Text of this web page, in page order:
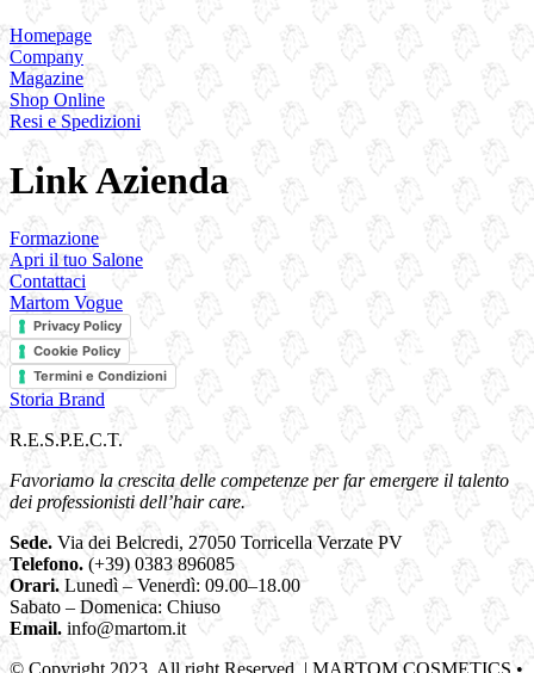
Homepage
Company
Magazine
Shop Online
Resi e Spedizioni
Link Azienda
Formazione
Apri il tuo Salone
Contattaci
Martom Vogue
Privacy Policy
Cookie Policy
Termini e Condizioni
Storia Brand
R.E.S.P.E.C.T.
Favoriamo la crescita delle competenze per far emergere il talento
dei professionisti dell’hair care.
Sede. Via dei Belcredi, 27050 Torricella Verzate PV
Telefono. (+39) 0383 896085
Orari. Lunedì – Venerdì: 09.00–18.00
Sabato – Domenica: Chiuso
Email. info@martom.it
© Copyright 2023. All right Reserved. | MARTOM COSMETICS •